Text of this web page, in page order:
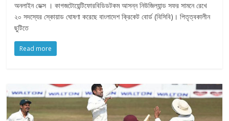
অনলাইন ডেক্স । কাগজটোয়েন্টিফোরবিডিডটকম আসন্ন নিউজিল্যান্ড সফর সামনে রেখে
২০ সদস্যের স্কোয়াড ঘোষণা করেছে বাংলাদেশ ক্রিকেট বোর্ড (বিসিবি)। পিতৃত্বকালীন
ছুটিতে
Read more